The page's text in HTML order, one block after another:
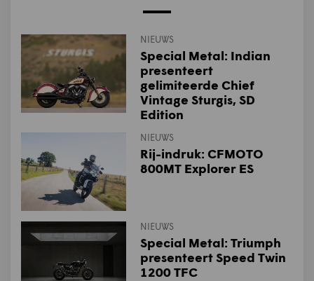
NIEUWS
Special Metal: Indian
presenteert
gelimiteerde Chief
Vintage Sturgis, SD
Edition
NIEUWS
Rij-indruk: CFMOTO
800MT Explorer ES
NIEUWS
Special Metal: Triumph
presenteert Speed Twin
1200 TFC